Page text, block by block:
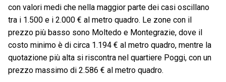
con valori medi che nella maggior parte dei casi oscillano
tra i 1.500 e i 2.000 € al metro quadro. Le zone con il
prezzo più basso sono Moltedo e Montegrazie, dove il
costo minimo è di circa 1.194 € al metro quadro, mentre la
quotazione più alta si riscontra nel quartiere Poggi, con un
prezzo massimo di 2.586 € al metro quadro.